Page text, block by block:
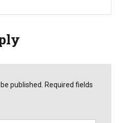
published. Required fields